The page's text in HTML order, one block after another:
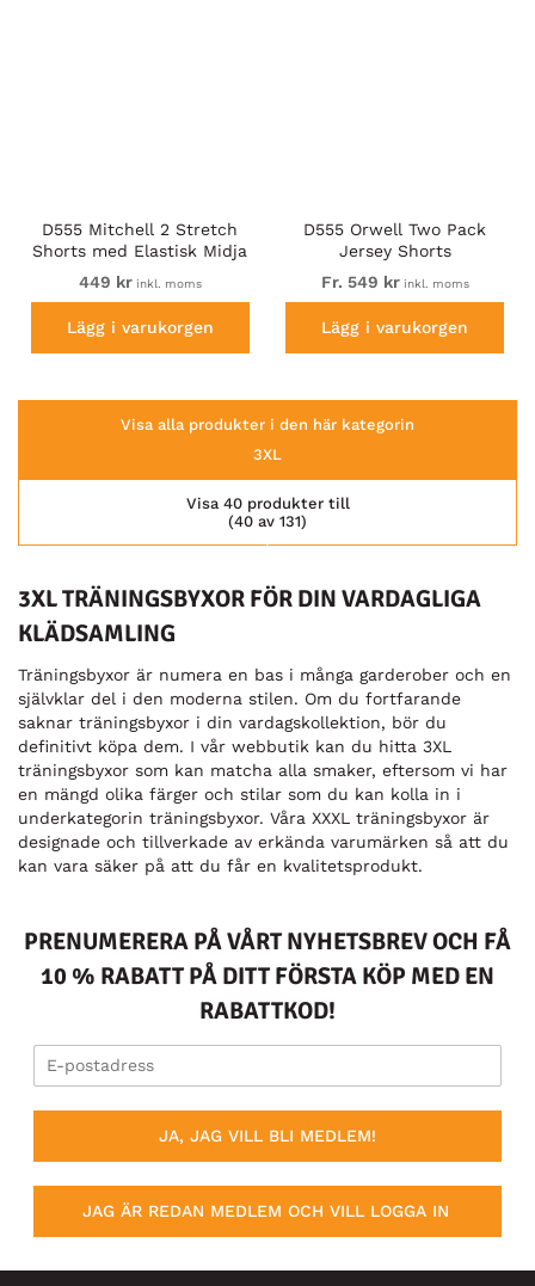
D555 Mitchell 2 Stretch
Shorts med Elastisk Midja
Marinblå
449 krinkl. moms
Lägg i varukorgen
D555 Orwell Two Pack
Jersey Shorts
Fr. 549 krinkl. moms
Lägg i varukorgen
Visa alla produkter i den här kategorin
3XL
(40 av 131)
Visa 40 produkter till
3XL TRÄNINGSBYXOR FÖR DIN VARDAGLIGA
KLÄDSAMLING
Träningsbyxor är numera en bas i många garderober och en
självklar del i den moderna stilen. Om du fortfarande
saknar träningsbyxor i din vardagskollektion, bör du
definitivt köpa dem. I vår webbutik kan du hitta 3XL
träningsbyxor som kan matcha alla smaker, eftersom vi har
en mängd olika färger och stilar som du kan kolla in i
underkategorin träningsbyxor. Våra XXXL träningsbyxor är
designade och tillverkade av erkända varumärken så att du
kan vara säker på att du får en kvalitetsprodukt.
PRENUMERERA PÅ VÅRT NYHETSBREV OCH FÅ
10 % RABATT PÅ DITT FÖRSTA KÖP MED EN
RABATTKOD!
JA, JAG VILL BLI MEDLEM!
JAG ÄR REDAN MEDLEM OCH VILL LOGGA IN